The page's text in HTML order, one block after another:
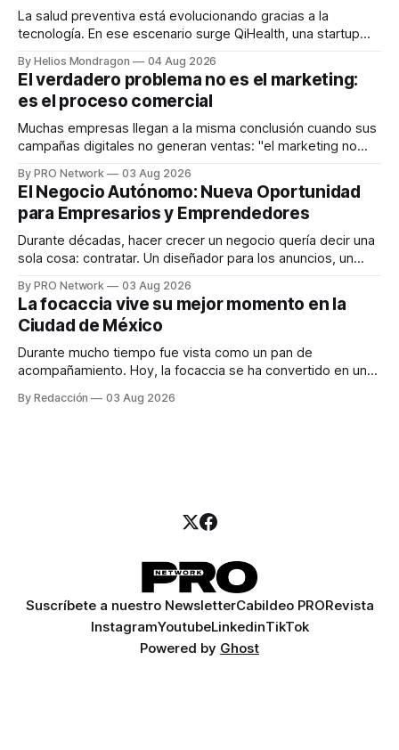
La salud preventiva está evolucionando gracias a la
tecnología. En ese escenario surge QiHealth, una startup
dispositivos inteligentes, inteligencia artificial y monitoreo
en tiempo real para ayudar a las personas a tomar mejores
decisiones sobre su salud metabólica. Su propuesta busca
responder
By Helios Mondragon 04 Aug 2026
El verdadero problema no es el marketing:
es el proceso comercial
Muchas empresas llegan a la misma conclusión cuando sus
campañas digitales no generan ventas: "el marketing no
INTERIUS, el problema suele estar en otro lugar. Durante
una entrevista para el podcast SER PRO, el especialista en
marketing digital explicó que
By PRO Network 03 Aug 2026
El Negocio Autónomo: Nueva Oportunidad
para Empresarios y Emprendedores
Durante décadas, hacer crecer un negocio quería decir una
sola cosa: contratar. Un diseñador para los anuncios, un
para los textos, alguien que supiera de publicidad digital
para encontrar prospectos, un vendedor para atender
llamadas y mensajes, y —con suerte— una persona
By PRO Network 03 Aug 2026
La focaccia vive su mejor momento en la
Ciudad de México
Durante mucho tiempo fue vista como un pan de
acompañamiento. Hoy, la focaccia se ha convertido en uno
artesanal, ingredientes de calidad y experiencias que
By Redacción 03 Aug 2026
Suscríbete a nuestro NewsletterCabildeo PRORevista
InstagramYoutubeLinkedinTikTok
Powered by Ghost